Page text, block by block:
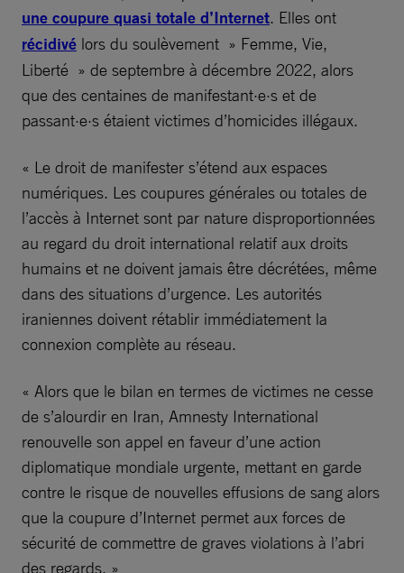
une coupure quasi totale d’Internet. Elles ont
récidivé lors du soulèvement » Femme, Vie,
Liberté » de septembre à décembre 2022, alors
que des centaines de manifestant·e·s et de
passant·e·s étaient victimes d’homicides illégaux.
« Le droit de manifester s’étend aux espaces
numériques. Les coupures générales ou totales de
l’accès à Internet sont par nature disproportionnées
au regard du droit international relatif aux droits
humains et ne doivent jamais être décrétées, même
dans des situations d’urgence. Les autorités
iraniennes doivent rétablir immédiatement la
connexion complète au réseau.
« Alors que le bilan en termes de victimes ne cesse
de s’alourdir en Iran, Amnesty International
renouvelle son appel en faveur d’une action
diplomatique mondiale urgente, mettant en garde
contre le risque de nouvelles effusions de sang alors
que la coupure d’Internet permet aux forces de
sécurité de commettre de graves violations à l’abri
des regards. »